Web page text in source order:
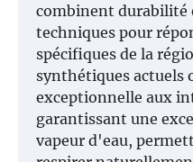
combinent durabilité
techniques pour
spécifiques de la
synthétiques actuels
exceptionnelle aux
garantissant une
vapeur d'eau,